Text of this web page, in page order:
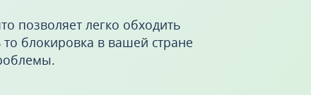
позволяет легко обходить
блокировка в вашей стране